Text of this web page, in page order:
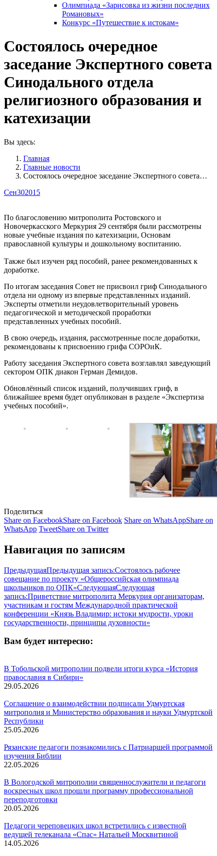
Олимпиада «Зарисовка из жизни последних
Романовых»
Конкурс «Путешествие к истокам»
Состоялось очередное
заседание Экспертного совета
Синодального отдела
религиозного образования и
катехизации
Вы здесь:
Главная
Главные новости
Состоялось очередное заседание Экспертного совета…
Сен302015
По благословению митрополита Ростовского и
Новочеркасского Меркурия 29 сентября были рассмотрены
новые учебные издания по катехизации, Основам
православной культуры и дошкольному воспитанию.
Также был изучен ряд пособий, ранее рекомендованных к
доработке.
По итогам заседания Совет не присвоил гриф Синодального
отдела ни одному из впервые представленных изданий.
Эксперты отметили неудовлетворительный уровень
педагогической и методической проработки
представленных учебных пособий.
В свою очередь, издания, рассмотренные после доработки,
рекомендованы к присвоению грифа СОРОиК.
Работу заседания Экспертного совета возглавлял заведующий
сектором ОПК диакон Герман Демидов.
Обновлённый список изданий, получивших гриф, в
ближайшее время будет опубликован в разделе «Экспертиза
учебных пособий».
Поделиться
Share on FacebookShare on Facebook Share on WhatsAppShare on
WhatsApp TweetShare on Twitter
Навигация по записям
ПредыдущаяПредыдущая запись:Состоялось рабочее
совещание по проекту «Общероссийская олимпиада
школьников по ОПК»СледующаяСледующая
запись:Приветствие митрополита Меркурия организаторам,
участникам и гостям Международной практической
конференции «Князь Владимир: истоки мудрости, уроки
государственности, принципы духовности»
Вам будет интересно:
В Тобольской митрополии подвели итоги курса «История
православия в Сибири»
29.05.2026
Соглашение о взаимодействии подписали Удмуртская
митрополия и Министерство образования и науки Удмуртской
Республики
25.05.2026
Рязанские педагоги познакомились с Патриаршей программой
изучения Библии
22.05.2026
В Вологодской митрополии священнослужители и педагоги
воскресных школ прошли программу профессиональной
переподготовки
20.05.2026
Педагоги череповецких школ встретились с известной
ведущей телеканала «Спас» Натальей Москвитиной
14.05.2026